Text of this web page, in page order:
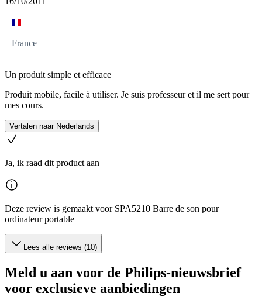
France
Un produit simple et efficace
Produit mobile, facile à utiliser. Je suis professeur et il me sert pour
mes cours.
Vertalen naar Nederlands
Ja, ik raad dit product aan
Deze review is gemaakt voor SPA5210 Barre de son pour
ordinateur portable
Lees alle reviews (10)
Meld u aan voor de Philips-nieuwsbrief
voor exclusieve aanbiedingen